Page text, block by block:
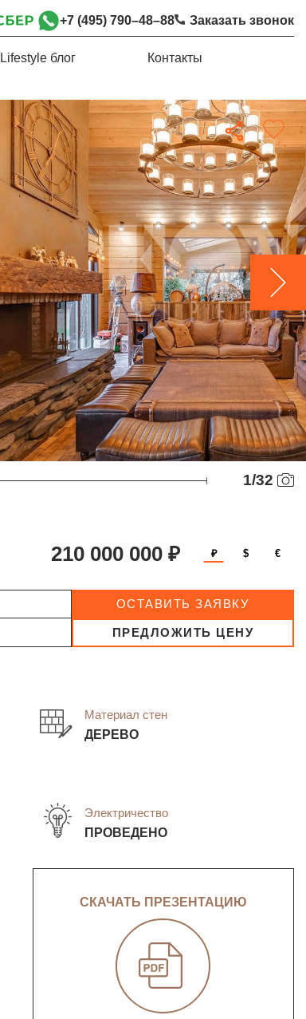
+7 (495) 790–48–88 Заказать звонок
Lifestyle блог Контакты
1/32
210 000 000 ₽ ₽ $ €
ОСТАВИТЬ ЗАЯВКУ
ПРЕДЛОЖИТЬ ЦЕНУ
Материал стен
ДЕРЕВО
Электричество
ПРОВЕДЕНО
СКАЧАТЬ ПРЕЗЕНТАЦИЮ